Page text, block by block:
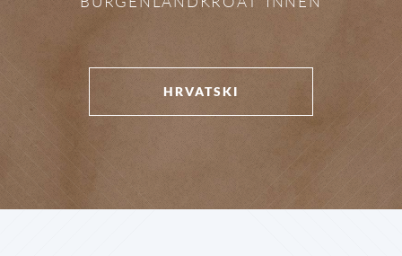
HRVATSKI